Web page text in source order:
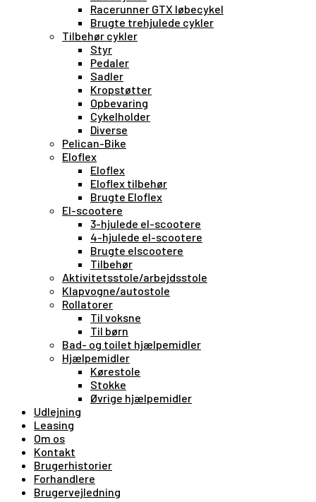
Racerunner GTX løbecykel
Brugte trehjulede cykler
Tilbehør cykler
Styr
Pedaler
Sadler
Kropstøtter
Opbevaring
Cykelholder
Diverse
Pelican-Bike
Eloflex
Eloflex
Eloflex tilbehør
Brugte Eloflex
El-scootere
3-hjulede el-scootere
4-hjulede el-scootere
Brugte elscootere
Tilbehør
Aktivitetsstole/arbejdsstole
Klapvogne/autostole
Rollatorer
Til voksne
Til børn
Bad- og toilet hjælpemidler
Hjælpemidler
Kørestole
Stokke
Øvrige hjælpemidler
Udlejning
Leasing
Om os
Kontakt
Brugerhistorier
Forhandlere
Brugervejledning